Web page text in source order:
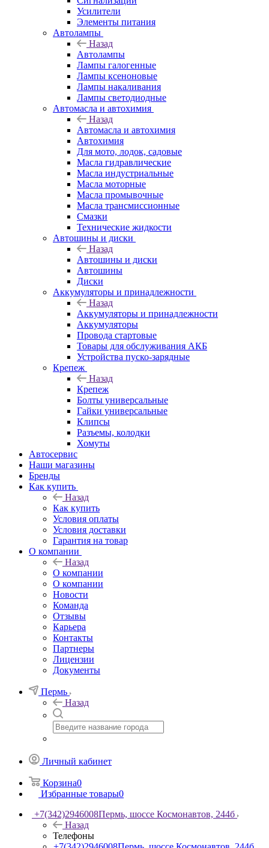
Усилители
Элементы питания
Автолампы
Назад
Автолампы
Лампы галогенные
Лампы ксеноновые
Лампы накаливания
Лампы светодиодные
Автомасла и автохимия
Назад
Автомасла и автохимия
Автохимия
Для мото, лодок, садовые
Масла гидравлические
Масла индустриальные
Масла моторные
Масла промывочные
Масла трансмиссионные
Смазки
Технические жидкости
Автошины и диски
Назад
Автошины и диски
Автошины
Диски
Аккумуляторы и принадлежности
Назад
Аккумуляторы и принадлежности
Аккумуляторы
Провода стартовые
Товары для обслуживания АКБ
Устройства пуско-зарядные
Крепеж
Назад
Крепеж
Болты универсальные
Гайки универсальные
Клипсы
Разъемы, колодки
Хомуты
Автосервис
Наши магазины
Бренды
Как купить
Назад
Как купить
Условия оплаты
Условия доставки
Гарантия на товар
О компании
Назад
О компании
О компании
Новости
Команда
Отзывы
Карьера
Контакты
Партнеры
Лицензии
Документы
Пермь
Назад
Личный кабинет
Корзина0
Избранные товары0
+7(342)2946008Пермь, шоссе Космонавтов, 244б
Назад
Телефоны